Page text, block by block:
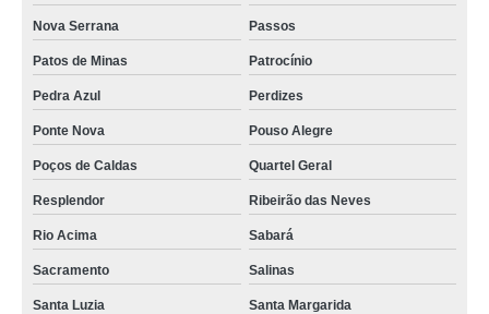
Nova Serrana Passos
Patos de Minas Patrocínio
Pedra Azul Perdizes
Ponte Nova Pouso Alegre
Poços de Caldas Quartel Geral
Resplendor Ribeirão das Neves
Rio Acima Sabará
Sacramento Salinas
Santa Luzia Santa Margarida